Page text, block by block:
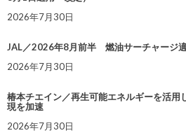
2026年7月30日
JAL／2026年8月前半 燃油サーチャージ
2026年7月30日
椿本チエイン／再生可能エネルギーを活用
現を加速
2026年7月30日